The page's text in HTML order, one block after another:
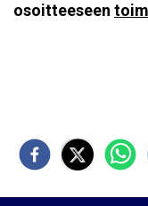
osoitteeseen